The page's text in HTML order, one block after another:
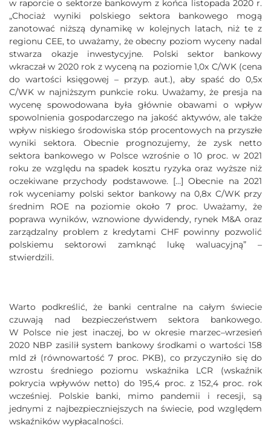
w raporcie o sektorze bankowym z końca listopada 2020 r.
„Chociaż wyniki polskiego sektora bankowego mogą
zanotować niższą dynamikę w kolejnych latach, niż te z
regionu CEE, to uważamy, że obecny poziom wyceny nadal
stwarza okazje inwestycyjne. Polski sektor bankowy
wkraczał w 2020 rok z wyceną na poziomie 1,0x C/WK (cena
do wartości księgowej – przyp. aut.), aby spaść do 0,5x
C/WK w najniższym punkcie roku. Uważamy, że presja na
wycenę spowodowana była głównie obawami o wpływ
spowolnienia gospodarczego na jakość aktywów, ale także
wpływ niskiego środowiska stóp procentowych na przyszłe
wyniki sektora. Obecnie prognozujemy, że zysk netto
sektora bankowego w Polsce wzrośnie o 10 proc. w 2021
roku ze względu na spadek kosztu ryzyka oraz wyższe niż
oczekiwane przychody podstawowe. […] Obecnie na 2021
rok wyceniamy polski sektor bankowy na 0,8x C/WK przy
średnim ROE na poziomie około 7 proc. Uważamy, że
poprawa wyników, wznowione dywidendy, rynek M&A oraz
zarządzalny problem z kredytami CHF powinny pozwolić
polskiemu sektorowi zamknąć lukę waluacyjną” –
stwierdzili.
Warto podkreślić, że banki centralne na całym świecie
czuwają nad bezpieczeństwem sektora bankowego.
W Polsce nie jest inaczej, bo w okresie marzec–wrzesień
2020 NBP zasilił system bankowy środkami o wartości 158
mld zł (równowartość 7 proc. PKB), co przyczyniło się do
wzrostu średniego poziomu wskaźnika LCR (wskaźnik
pokrycia wpływów netto) do 195,4 proc. z 152,4 proc. rok
wcześniej. Polskie banki, mimo pandemii i recesji, są
jednymi z najbezpieczniejszych na świecie, pod względem
wskaźników wypłacalności.